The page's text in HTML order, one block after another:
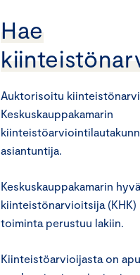
Hae
Auktorisoitu
Keskuskauppakamarin
asiantuntija.
Keskuskauppakamarin
kiinteistönarvioitsija
toiminta perustuu lakiin.
Kiinteistöarvioijasta on